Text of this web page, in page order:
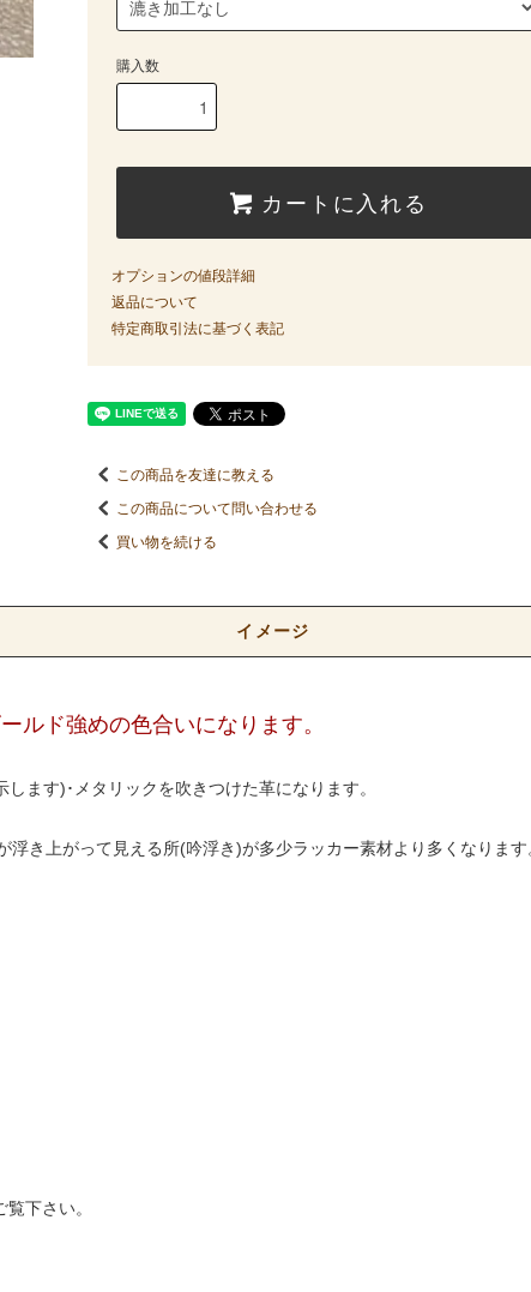
購入数
カートに入れる
オプションの値段詳細
返品について
特定商取引法に基づく表記
この商品を友達に教える
この商品について問い合わせる
買い物を続ける
イメージ
ルド強めの色合いになります。
ます)･メタリックを吹きつけた革になります。
き上がって見える所(吟浮き)が多少ラッカー素材より多くなります
覧下さい。